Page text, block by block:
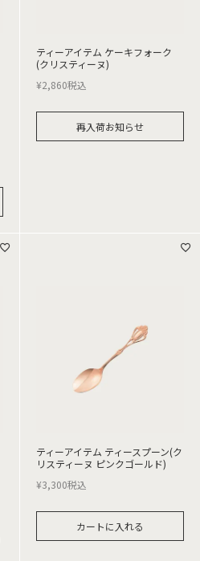
ティーアイテム ケーキフォーク
(クリスティーヌ)
¥2,860税込
再入荷お知らせ
ティーアイテム ティースプーン(ク
リスティーヌ ピンクゴールド)
¥3,300税込
カートに入れる